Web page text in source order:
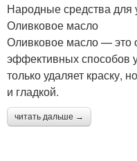
Народные средства для
Оливковое масло
Оливковое масло — это
эффективных способов
только удаляет краску,
и гладкой.
читать дальше →